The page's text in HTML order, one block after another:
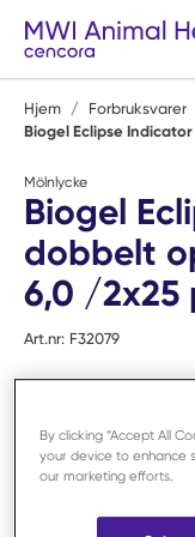
Hopp til
Hjem / Forbruksvarer
Biogel Eclipse
Mölnlycke
Biogel
dobbelt
6,0 /2x25
Art.nr: F32079
By clicking “Accept All
your device to enhance
our marketing efforts.